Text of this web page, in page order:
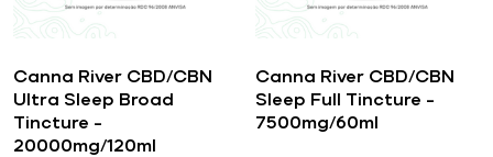
Canna River CBD/CBN
Ultra Sleep Broad
Tincture –
20000mg/120ml
Canna River CBD/CBN
Sleep Full Tincture –
7500mg/60ml